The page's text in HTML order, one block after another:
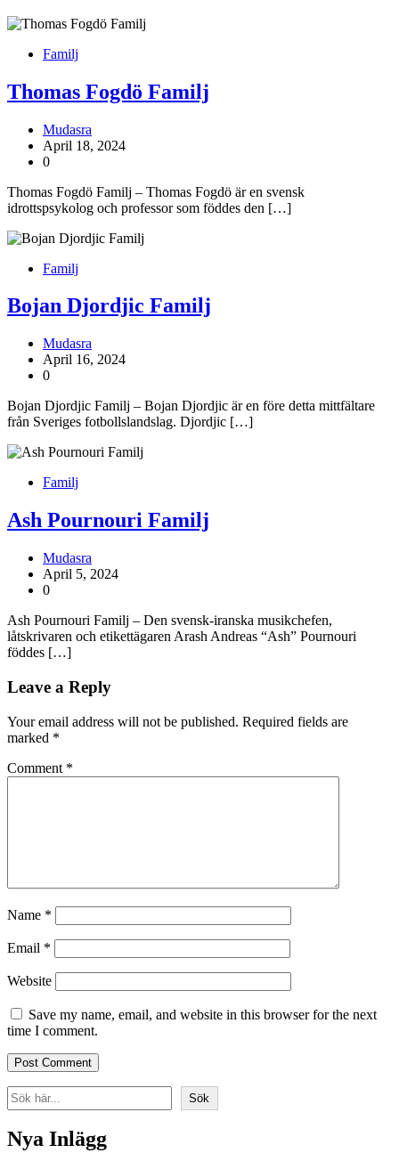
Familj
Thomas Fogdö Familj
Mudasra
April 18, 2024
0
Thomas Fogdö Familj – Thomas Fogdö är en svensk
idrottspsykolog och professor som föddes den […]
Familj
Bojan Djordjic Familj
Mudasra
April 16, 2024
0
Bojan Djordjic Familj – Bojan Djordjic är en före detta mittfältare
från Sveriges fotbollslandslag. Djordjic […]
Familj
Ash Pournouri Familj
Mudasra
April 5, 2024
0
Ash Pournouri Familj – Den svensk-iranska musikchefen,
låtskrivaren och etikettägaren Arash Andreas “Ash” Pournouri
föddes […]
Leave a Reply
Your email address will not be published. Required fields are
marked *
Comment *
Name *
Email *
Website
Save my name, email, and website in this browser for the next
time I comment.
Search Sök
Nya Inlägg